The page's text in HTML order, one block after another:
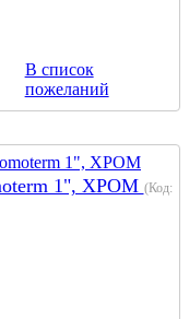
В список
пожеланий
1", ХРОМ (Код: